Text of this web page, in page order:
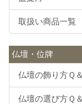
取扱い商品一覧
仏壇・位牌
仏壇の飾り方Ｑ
仏壇の選び方Ｑ